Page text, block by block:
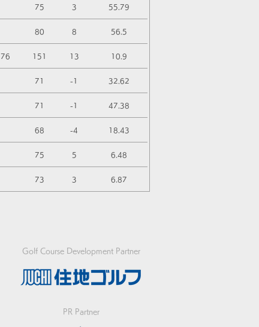
75 3 55.79
80 8 56.5
76 151 13 10.9
71 -1 32.62
71 -1 47.38
68 -4 18.43
75 5 6.48
73 3 6.87
Golf Course Development Partner
PR Partner